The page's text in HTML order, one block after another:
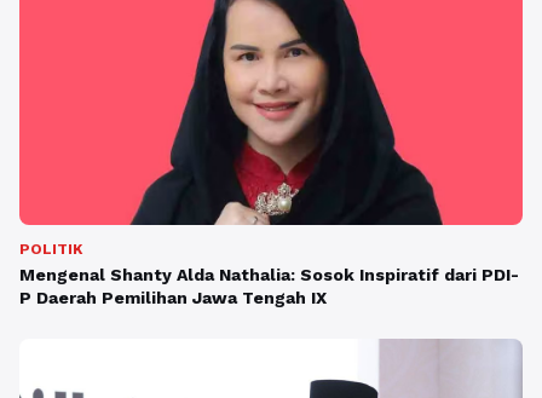
POLITIK
Mengenal Shanty Alda Nathalia: Sosok Inspiratif dari PDI-
P Daerah Pemilihan Jawa Tengah IX